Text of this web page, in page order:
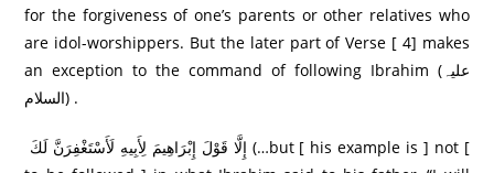
for the forgiveness of one’s parents or other relatives who
are idol-worshippers. But the later part of Verse [ 4] makes
an exception to the command of following Ibrahim (علیہ
السلام) .